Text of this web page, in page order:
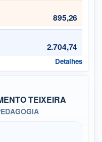
895,26
2.704,74
Detalhes
TEIXEIRA